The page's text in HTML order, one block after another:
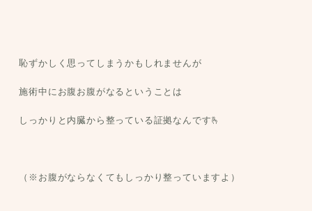
恥ずかしく思ってしまうかもしれませんが
施術中にお腹お腹がなるということは
しっかりと内臓から整っている証拠なんです🫰
（※お腹がならなくてもしっかり整っていますよ）